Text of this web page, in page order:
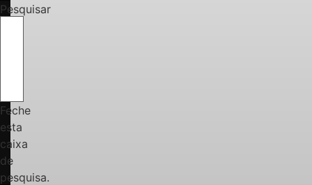
Pesquisar
Feche
esta
caixa
de
pesquisa.